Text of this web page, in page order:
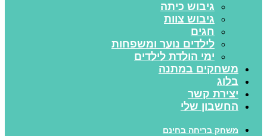
גיבוש כיתה
גיבוש צוות
חגים
לילדים נוער ומשפחות
ימי הולדת לילדים
משחקים במתנה
בלוג
יצירת קשר
החשבון שלי
משחק בריחה בחינם